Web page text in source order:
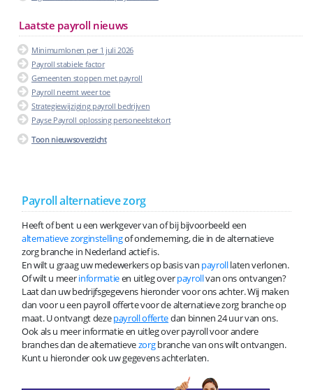
Laatste payroll nieuws
Minimumlonen per 1 juli 2026
Payroll stabiele factor
Gemeenten stoppen met payroll
Payroll neemt weer toe
Strategiewijziging payroll bedrijven
Payse Payroll oplossing personeelstekort
Toon nieuwsoverzicht
Payroll alternatieve zorg
Heeft of bent u een werkgever van of bij bijvoorbeeld een
alternatieve zorginstellingof onderneming, die in de alternatieve
zorg branche in Nederland actief is.
En wilt u graag uw medewerkers op basis van payrolllaten verlonen.
Of wilt u meerinformatieen uitleg overpayrollvan ons ontvangen?
Laat dan uw bedrijfsgegevens hieronder voor ons achter. Wij maken
dan voor u een payroll offerte voor de alternatieve zorg branche op
maat. U ontvangt dezepayroll offertedan binnen 24 uur van ons.
Ook als u meer informatie en uitleg over payroll voor andere
branches dan de alternatievezorgbranche van ons wilt ontvangen.
Kunt u hieronder ook uw gegevens achterlaten.